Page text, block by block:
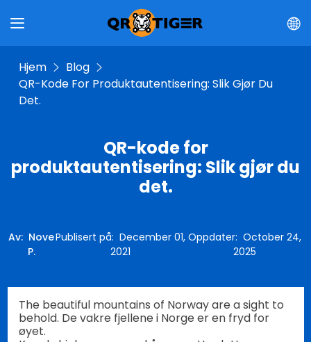
Hjem
Blog
QR-Kode For Produktautentisering: Slik Gjør Du
Det.
QR-kode for
produktautentisering: Slik gjør du
det.
Av: Nove
P.
Publisert på: December 01,
2021
Oppdater: October 24,
2025
The beautiful mountains of Norway are a sight to
behold. De vakre fjellene i Norge er en fryd for
øyet.